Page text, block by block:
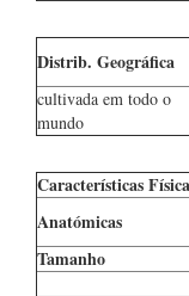
Distrib. Geográfica
cultivada em todo o
mundo
Características
Anatómicas
Tamanho